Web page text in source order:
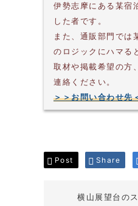
伊勢志摩にある某宿
した者です。
また、通販部門では
のロジックにハマる
取材や掲載希望の方
連絡ください。
＞＞お問い合わせ先
Post Share
横山展望台の